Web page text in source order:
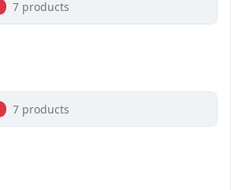
7 products
7 products